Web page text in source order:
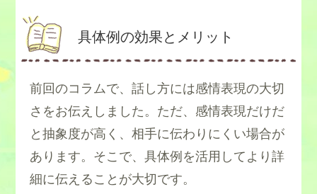
具体例の効果とメリット
前回のコラムで、話し方には感情表現の大切
さをお伝えしました。ただ、感情表現だけだ
と抽象度が高く、相手に伝わりにくい場合が
あります。そこで、具体例を活用してより詳
細に伝えることが大切です。